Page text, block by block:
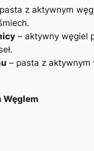
z aktywnym
– aktywny węgiel
– pasta z aktywnym
Węglem